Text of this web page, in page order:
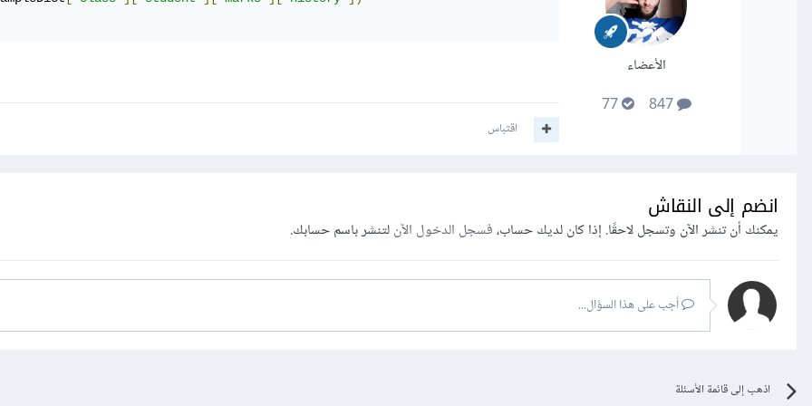
الأعضاء
847
77
اقتباس
انضم إلى النقاش
يمكنك أن تنشر الآن وتسجل لاحقًا. إذا كان لديك حساب،فسجل الدخول الآنلتنشر باسم حسابك.
أجب على هذا السؤال...
اذهب إلى قائمة الأسئلة